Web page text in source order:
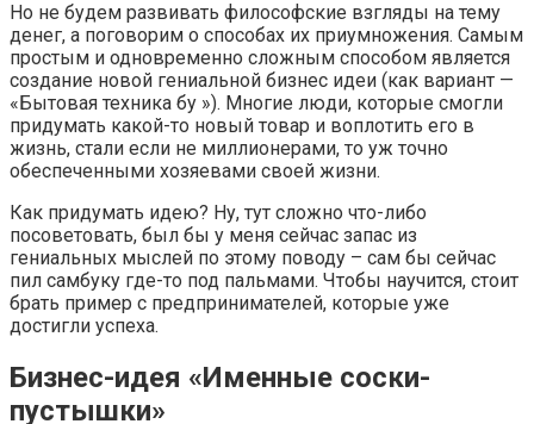
Но не будем развивать философские взгляды на тему
денег, а поговорим о способах их приумножения. Самым
простым и одновременно сложным способом является
создание новой гениальной бизнес идеи (как вариант —
«Бытовая техника бу »). Многие люди, которые смогли
придумать какой-то новый товар и воплотить его в
жизнь, стали если не миллионерами, то уж точно
обеспеченными хозяевами своей жизни.
Как придумать идею? Ну, тут сложно что-либо
посоветовать, был бы у меня сейчас запас из
гениальных мыслей по этому поводу – сам бы сейчас
пил самбуку где-то под пальмами. Чтобы научится, стоит
брать пример с предпринимателей, которые уже
достигли успеха.
Бизнес-идея «Именные соски-
пустышки»